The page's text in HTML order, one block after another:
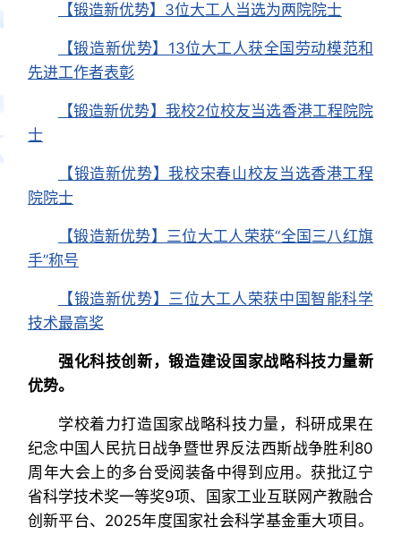
【锻造新优势】3位大工人当选为两院院士
【锻造新优势】13位大工人获全国劳动模范和
先进工作者表彰
【锻造新优势】我校2位校友当选香港工程院院
士
【锻造新优势】我校宋春山校友当选香港工程
院院士
【锻造新优势】三位大工人荣获“全国三八红旗
手”称号
【锻造新优势】三位大工人荣获中国智能科学
技术最高奖
强化科技创新，锻造建设国家战略科技力量新
优势。
学校着力打造国家战略科技力量，科研成果在
纪念中国人民抗日战争暨世界反法西斯战争胜利80
周年大会上的多台受阅装备中得到应用。获批辽宁
省科学技术奖一等奖9项、国家工业互联网产教融合
创新平台、2025年度国家社会科学基金重大项目。